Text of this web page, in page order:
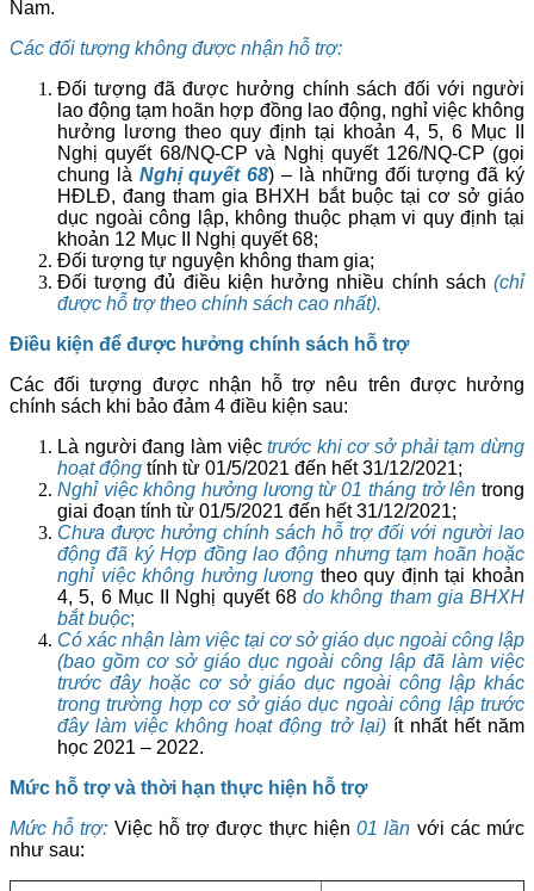
Nam.
Các đối tượng không được nhận hỗ trợ:
Đối tượng đã được hưởng chính sách đối với người
lao động tạm hoãn hợp đồng lao động, nghỉ việc không
hưởng lương theo quy định tại khoản 4, 5, 6 Mục II
Nghị quyết 68/NQ-CP và Nghị quyết 126/NQ-CP (gọi
chung là Nghị quyết 68) – là những đối tượng đã ký
HĐLĐ, đang tham gia BHXH bắt buộc tại cơ sở giáo
dục ngoài công lập, không thuộc phạm vi quy định tại
khoản 12 Mục II Nghị quyết 68;
Đối tượng tự nguyện không tham gia;
Đối tượng đủ điều kiện hưởng nhiều chính sách (chỉ
được hỗ trợ theo chính sách cao nhất).
Điều kiện để được hưởng chính sách hỗ trợ
Các đối tượng được nhận hỗ trợ nêu trên được hưởng
chính sách khi bảo đảm 4 điều kiện sau:
Là người đang làm việctrước khi cơ sở phải tạm dừng
hoạt động tính từ 01/5/2021 đến hết 31/12/2021;
Nghỉ việc không hưởng lương từ 01 tháng trở lên trong
giai đoạn tính từ 01/5/2021 đến hết 31/12/2021;
Chưa được hưởng chính sách hỗ trợ đối với người lao
động đã ký Hợp đồng lao động nhưng tạm hoãn hoặc
nghỉ việc không hưởng lương theo quy định tại khoản
4, 5, 6 Mục II Nghị quyết 68 do không tham gia BHXH
bắt buộc;
Có xác nhận làm việc tại cơ sở giáo dục ngoài công lập
(bao gồm cơ sở giáo dục ngoài công lập đã làm việc
trước đây hoặc cơ sở giáo dục ngoài công lập khác
trong trường hợp cơ sở giáo dục ngoài công lập trước
đây làm việc không hoạt động trở lại)ít nhất hết năm
học 2021 – 2022.
Mức hỗ trợ và thời hạn thực hiện hỗ trợ
Mức hỗ trợ: Việc hỗ trợ được thực hiện01 lần với các mức
như sau: